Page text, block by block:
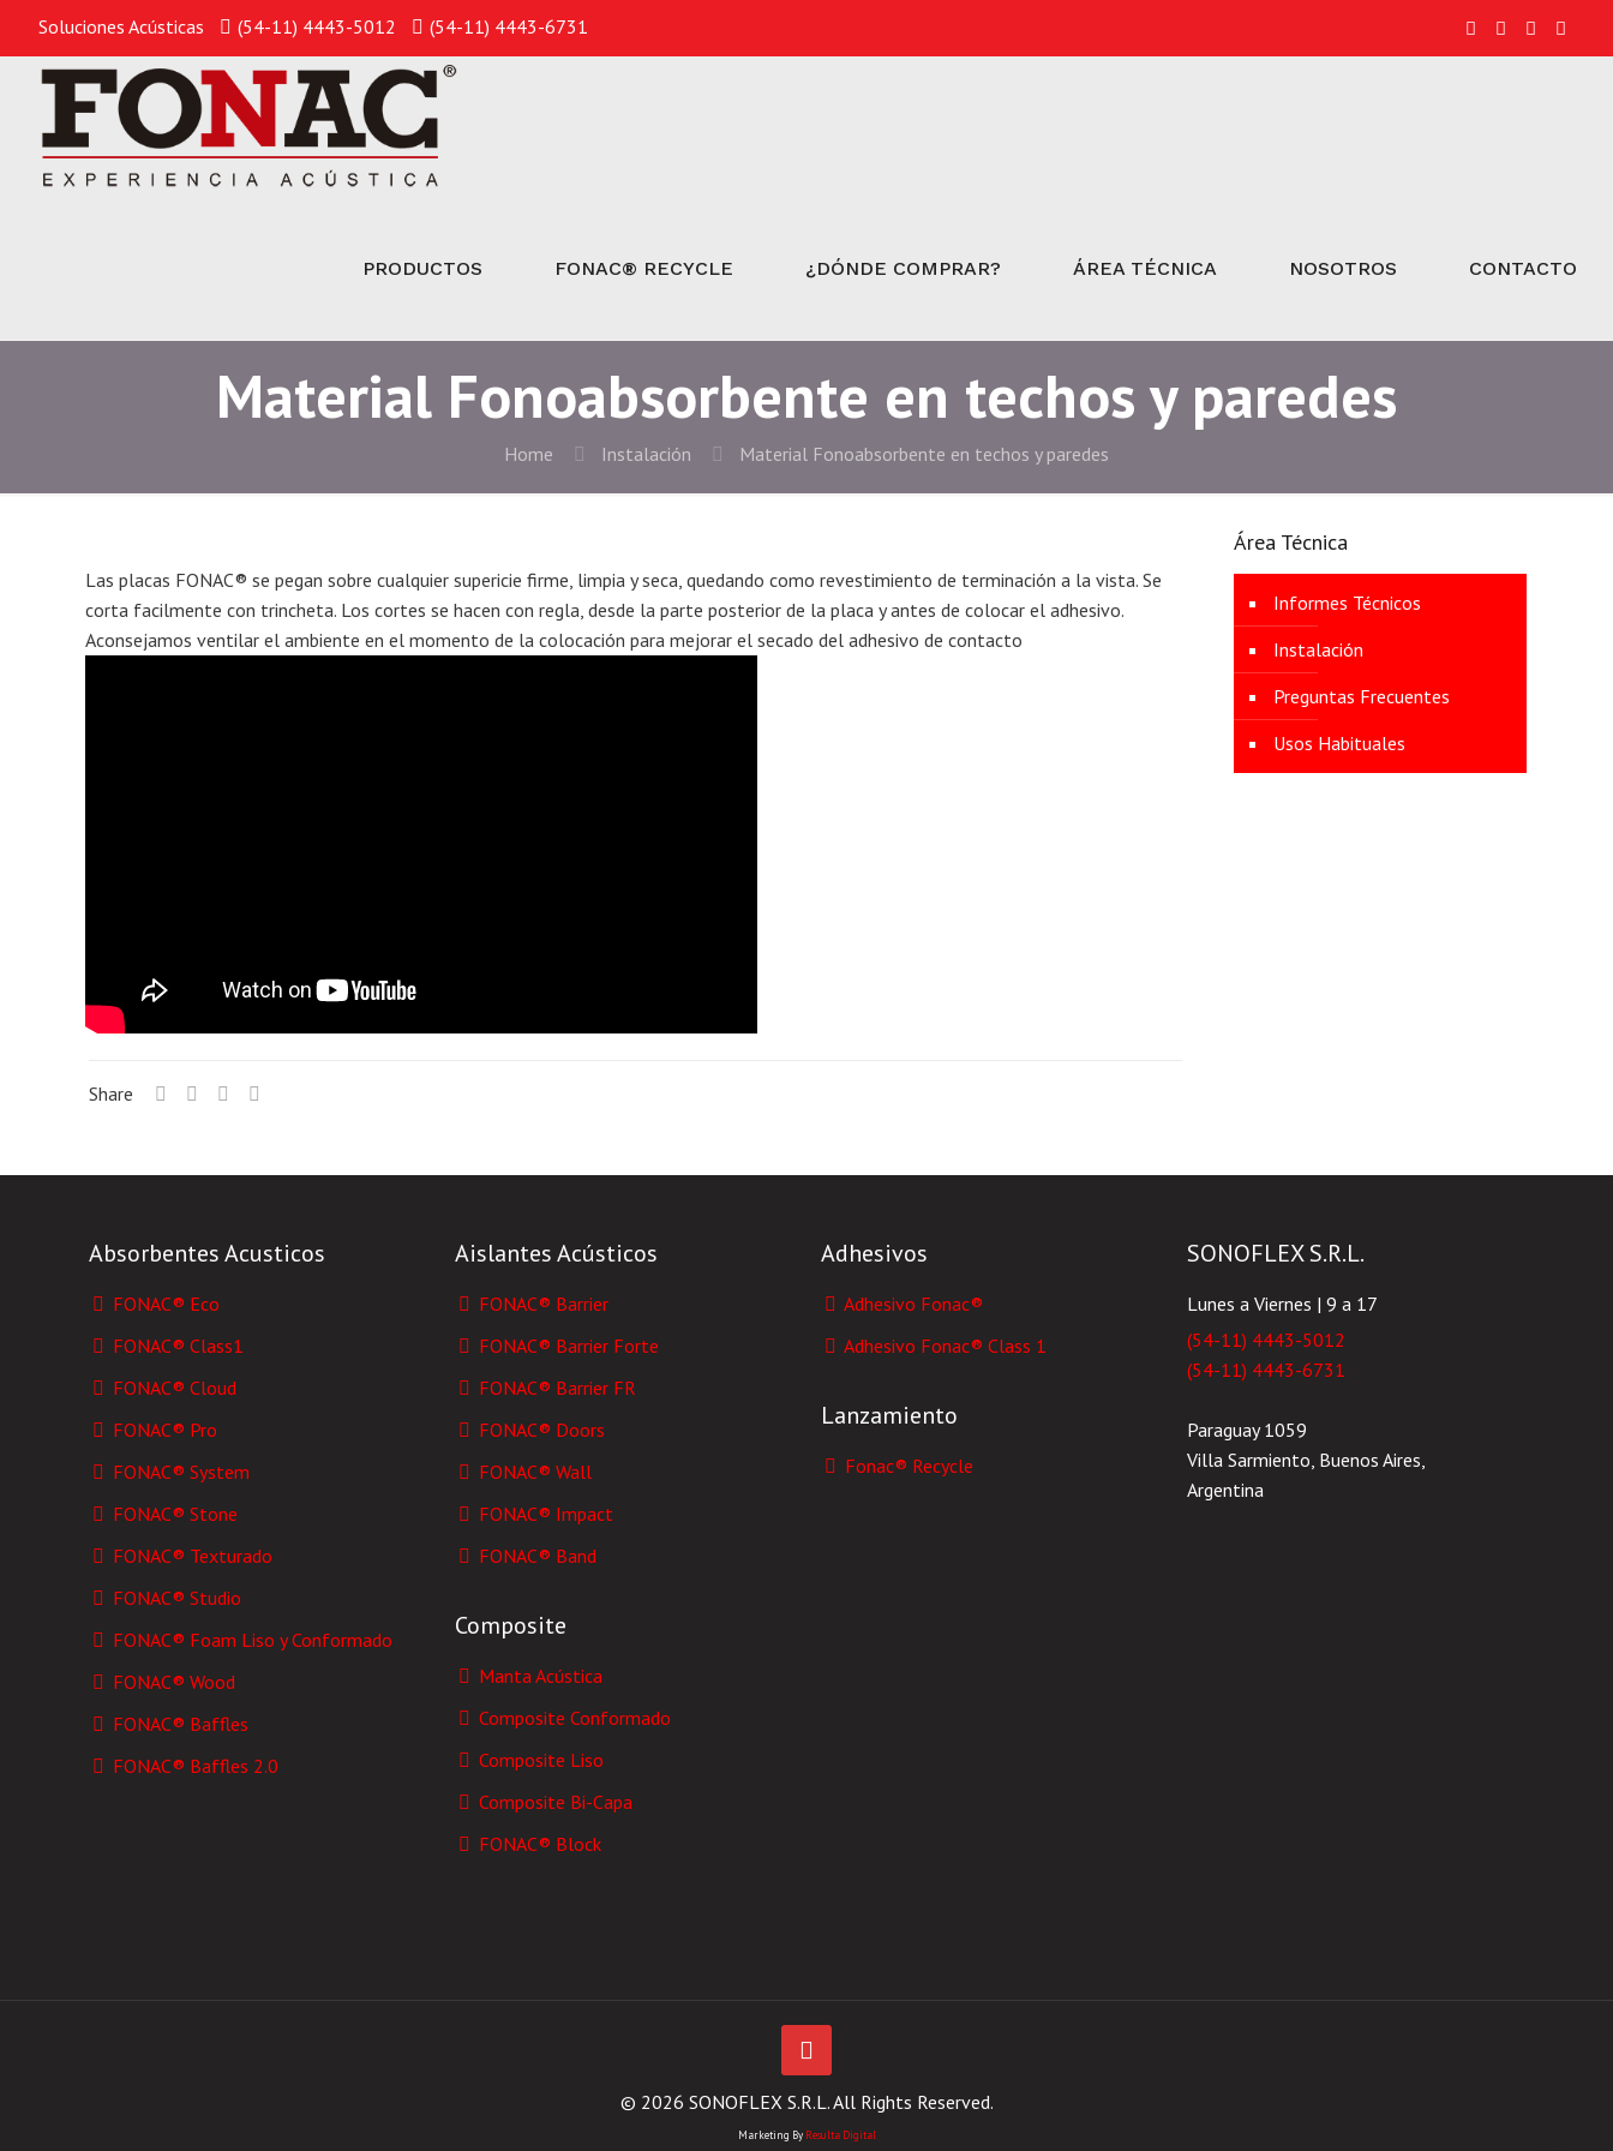
Soluciones Acústicas (54-11) 4443-5012 (54-11) 4443-6731
PRODUCTOS FONAC® RECYCLE ¿DÓNDE COMPRAR? ÁREA TÉCNICA NOSOTROS CONTACTO
Material Fonoabsorbente en techos y paredes
Home Instalación Material Fonoabsorbente en techos y paredes
Las placas FONAC® se pegan sobre cualquier supericie firme, limpia y seca, quedando como revestimiento de terminación a la vista. Se
corta facilmente con trincheta. Los cortes se hacen con regla, desde la parte posterior de la placa y antes de colocar el adhesivo.
Aconsejamos ventilar el ambiente en el momento de la colocación para mejorar el secado del adhesivo de contacto
Share
Área Técnica
Informes Técnicos
Instalación
Preguntas Frecuentes
Usos Habituales
Absorbentes Acusticos
FONAC® Eco
FONAC® Class1
FONAC® Cloud
FONAC® Pro
FONAC® System
FONAC® Stone
FONAC® Texturado
FONAC® Studio
FONAC® Foam Liso y Conformado
FONAC® Wood
FONAC® Baffles
FONAC® Baffles 2.0
Aislantes Acústicos
FONAC® Barrier
FONAC® Barrier Forte
FONAC® Barrier FR
FONAC® Doors
FONAC® Wall
FONAC® Impact
FONAC® Band
Composite
Manta Acústica
Composite Conformado
Composite Liso
Composite Bi-Capa
FONAC® Block
Adhesivos
Adhesivo Fonac®
Adhesivo Fonac® Class 1
Lanzamiento
Fonac® Recycle
SONOFLEX S.R.L.
Lunes a Viernes | 9 a 17
(54-11) 4443-5012
(54-11) 4443-6731
Paraguay 1059
Villa Sarmiento, Buenos Aires,
Argentina
© 2026 SONOFLEX S.R.L. All Rights Reserved.
Marketing By Resulta Digital